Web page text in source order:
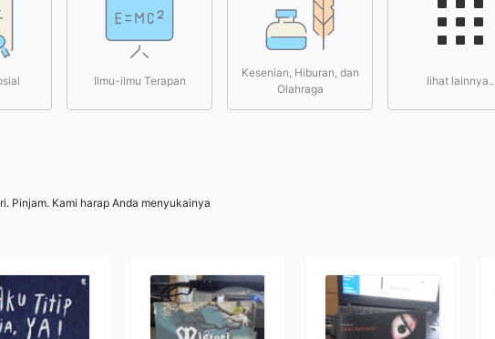
Ilmu-ilmu Terapan
Kesenian, Hiburan, dan
Olahraga
lihat lainnya..
Pinjam. Kami harap Anda menyukainya